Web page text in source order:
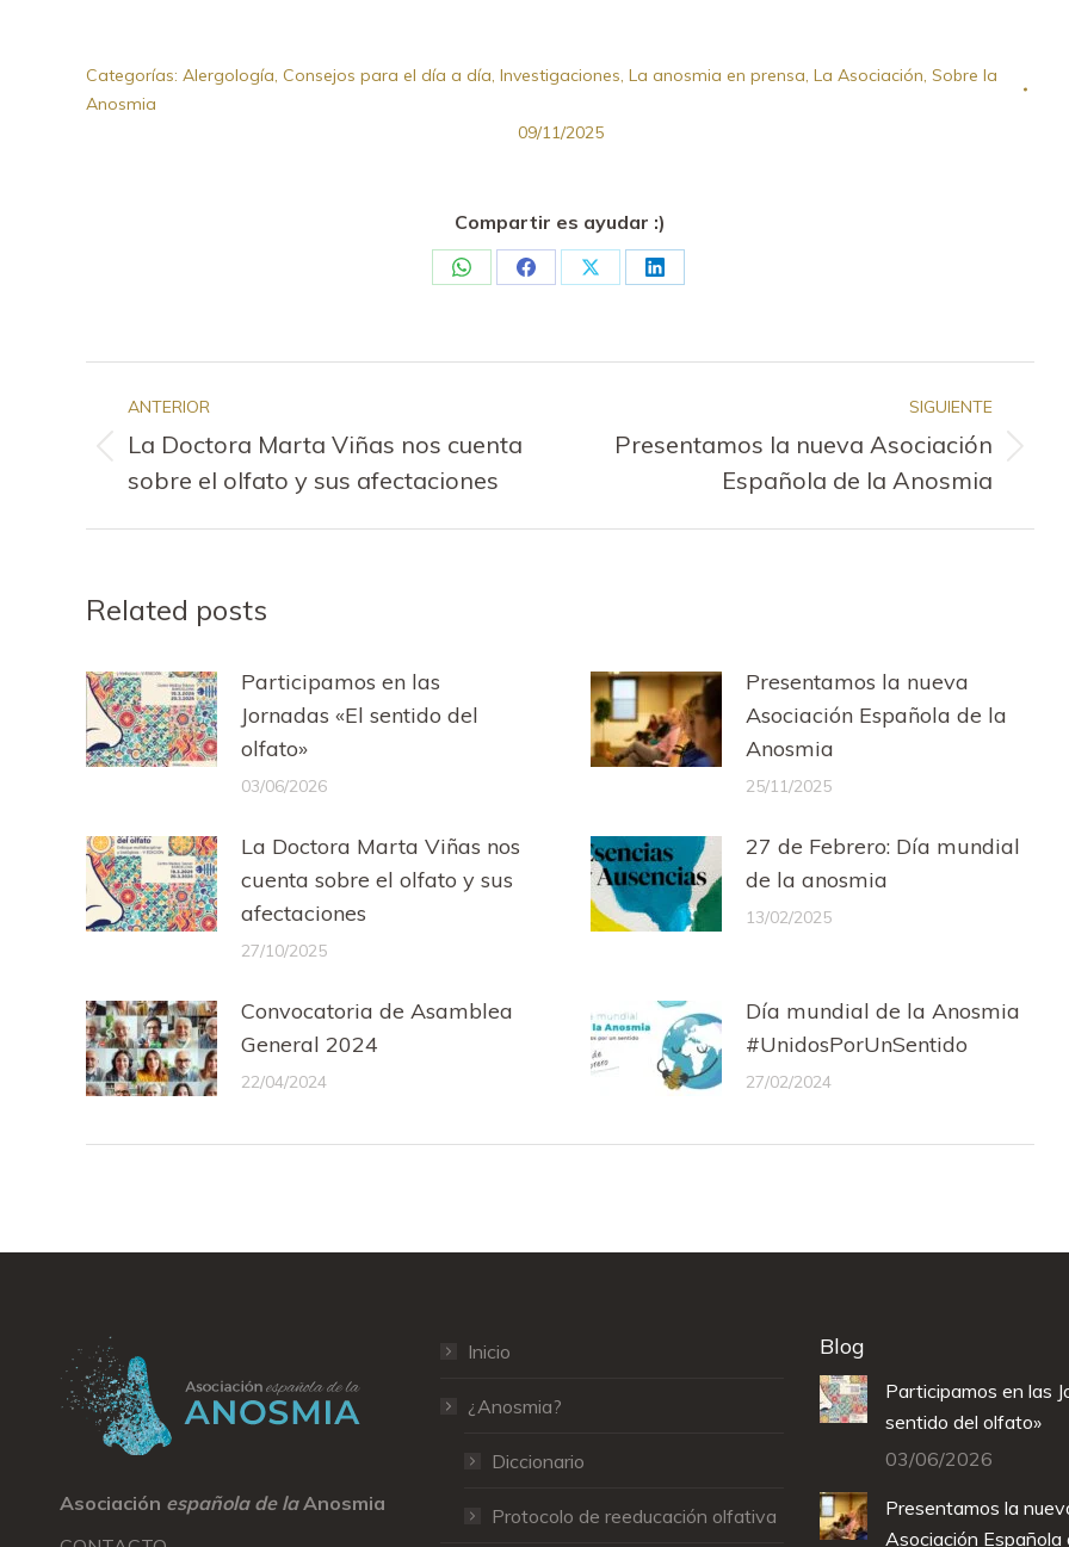
Categorías: Alergología, Consejos para el día a día, Investigaciones, La anosmia en prensa, La Asociación, Sobre la
Anosmia
09/11/2025
Compartir es ayudar :)
Share Share Share Share
entre
publicaciones
ANTERIOR
Publicación
anterior:
La Doctora Marta Viñas nos cuenta
sobre el olfato y sus afectaciones
SIGUIENTE
Publicación
Presentamos la nueva Asociación
Española de la Anosmia
Related posts
Participamos en las
Jornadas «El sentido del
olfato»
03/06/2026
Presentamos la nueva
Asociación Española de la
Anosmia
25/11/2025
La Doctora Marta Viñas nos
cuenta sobre el olfato y sus
afectaciones
27/10/2025
27 de Febrero: Día mundial
de la anosmia
13/02/2025
Convocatoria de Asamblea
General 2024
22/04/2024
Día mundial de la Anosmia
#UnidosPorUnSentido
27/02/2024
Asociación española de laAnosmia
Inicio
¿Anosmia?
Diccionario
Protocolo de reeducación olfativa
Blog
Participamos en las
sentido del olfato»
03/06/2026
Presentamos la
Asociación Española